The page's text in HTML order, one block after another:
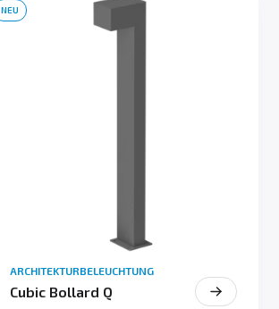
ARCHITEKTURBELEUCHTUNG
Cubic Bollard Q
NEU